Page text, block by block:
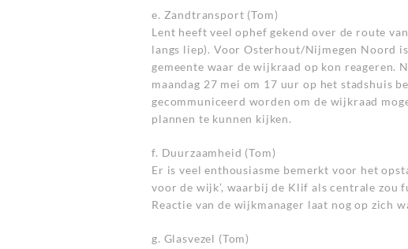
e. Zandtransport (Tom)
Lent heeft veel ophef gekend over de route
langs liep). Voor Osterhout/Nijmegen Noord
gemeente waar de wijkraad op kon reageren.
maandag 27 mei om 17 uur op het stadshuis
gecommuniceerd worden om de wijkraad
plannen te kunnen kijken.
f. Duurzaamheid (Tom)
Er is veel enthousiasme bemerkt voor het
voor de wijk’, waarbij de Klif als centrale zou
Reactie van de wijkmanager laat nog op zich
g. Glasvezel (Tom)